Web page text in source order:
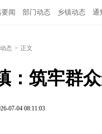
闻 部门动态 乡镇动态 通
态 > 正文
：筑牢群
07-04 08:11:03